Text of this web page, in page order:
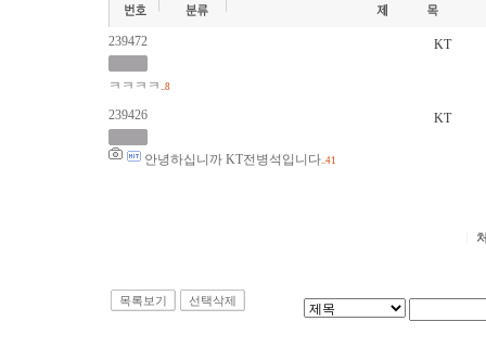
239472
ㅋㅋㅋㅋ ..8
KT
239426
안녕하십니까 KT전병석입니다..41
KT
목록보기 선택삭제